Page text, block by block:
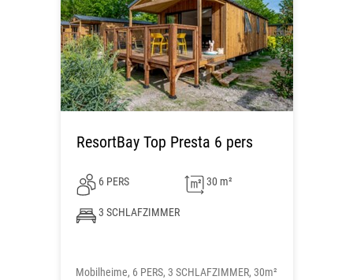
ResortBay Top Presta 6 pers
6 PERS 30 m²
3 SCHLAFZIMMER
Mobilheime, 6 PERS, 3 SCHLAFZIMMER, 30m²